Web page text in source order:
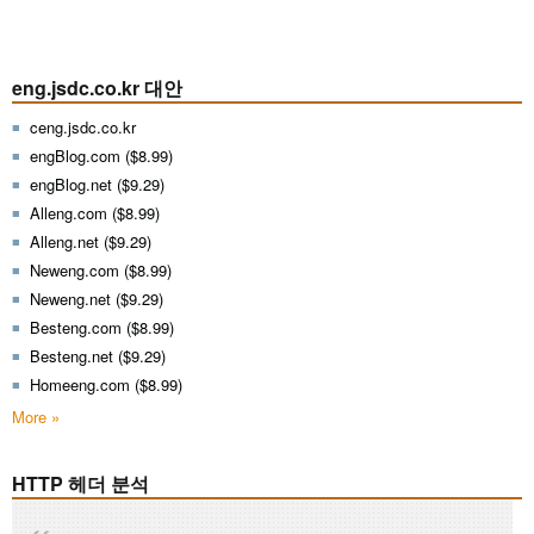
eng.jsdc.co.kr 대안
ceng.jsdc.co.kr
engBlog.com ($8.99)
engBlog.net ($9.29)
Alleng.com ($8.99)
Alleng.net ($9.29)
Neweng.com ($8.99)
Neweng.net ($9.29)
Besteng.com ($8.99)
Besteng.net ($9.29)
Homeeng.com ($8.99)
More »
HTTP 헤더 분석